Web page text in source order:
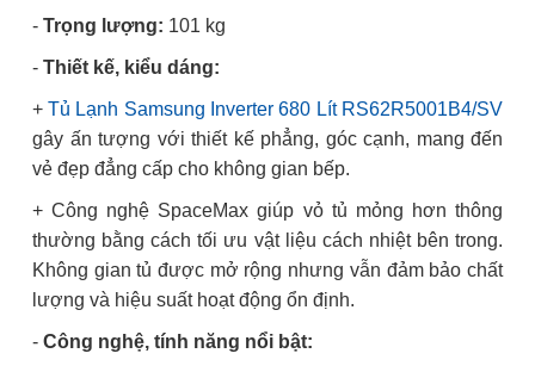
- Trọng lượng: 101 kg
- Thiết kế, kiểu dáng:
+ Tủ Lạnh Samsung Inverter 680 Lít RS62R5001B4/SV
gây ấn tượng với thiết kế phẳng, góc cạnh, mang đến
vẻ đẹp đẳng cấp cho không gian bếp.
+ Công nghệ SpaceMax giúp vỏ tủ mỏng hơn thông
thường bằng cách tối ưu vật liệu cách nhiệt bên trong.
Không gian tủ được mở rộng nhưng vẫn đảm bảo chất
lượng và hiệu suất hoạt động ổn định.
- Công nghệ, tính năng nổi bật: